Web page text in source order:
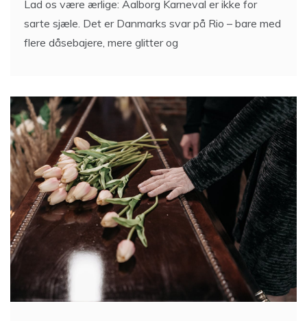
Lad os være ærlige: Aalborg Karneval er ikke for
sarte sjæle. Det er Danmarks svar på Rio – bare med
flere dåsebajere, mere glitter og